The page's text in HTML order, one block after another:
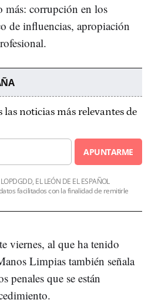
corrupción en los
de influencias, apropiación
las noticias más relevantes de
APUNTARME
EL LEÓN DE EL ESPAÑOL
facilitados con la finalidad de remitirle
viernes, al que ha tenido
Limpias también señala
penales que se están